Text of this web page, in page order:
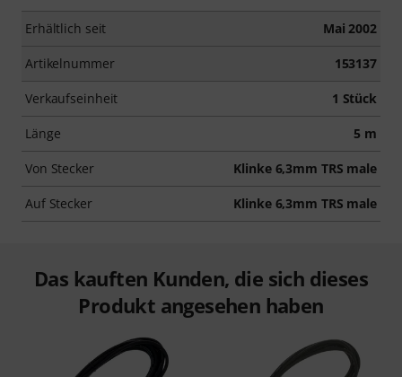
Erhältlich seit Mai 2002
Artikelnummer 153137
Verkaufseinheit 1 Stück
Länge 5 m
Von Stecker Klinke 6,3mm TRS male
Auf Stecker Klinke 6,3mm TRS male
Das kauften Kunden, die sich dieses
Produkt angesehen haben